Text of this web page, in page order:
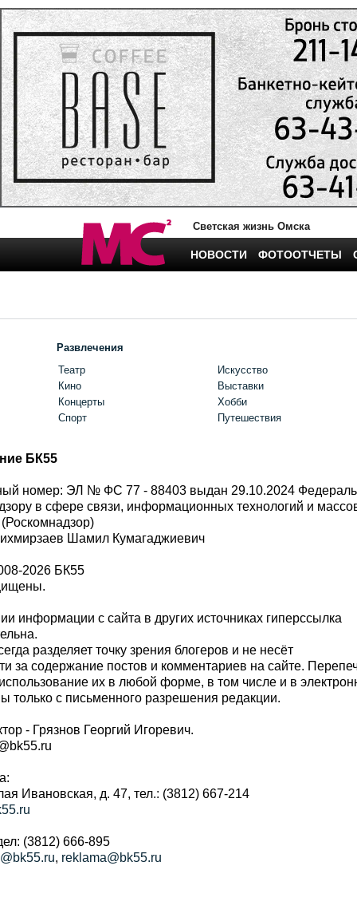
Светская жизнь Омска
НОВОСТИ ФОТООТЧЕТЫ
Развлечения
Театр
Кино
Концерты
Спорт
Искусство
Выставки
Хобби
Путешествия
БК55
номер: ЭЛ № ФС 77 - 88403 выдан 29.10.2024
в сфере связи, информационных технологий и
Шамил Кумагаджиевич
2026 БК55
информации с сайта в других источниках гиперссылка
разделяет точку зрения блогеров и не несёт
за содержание постов и комментариев на сайте.
их в любой форме, в том числе и в
с письменного разрешения редакции.
- Грязнов Георгий Игоревич.
Ивановская, д. 47, тел.: (3812) 667-214
(3812) 666-895
, reklama@bk55.ru